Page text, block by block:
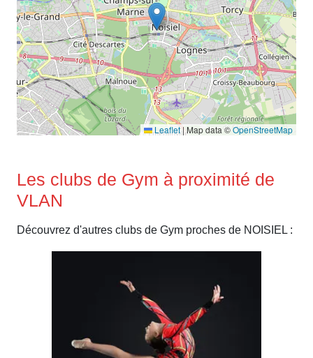
Leaflet|Map data ©OpenStreetMap
Les clubs de Gym à proximité de
VLAN
Découvrez d'autres clubs de Gym proches de NOISIEL :